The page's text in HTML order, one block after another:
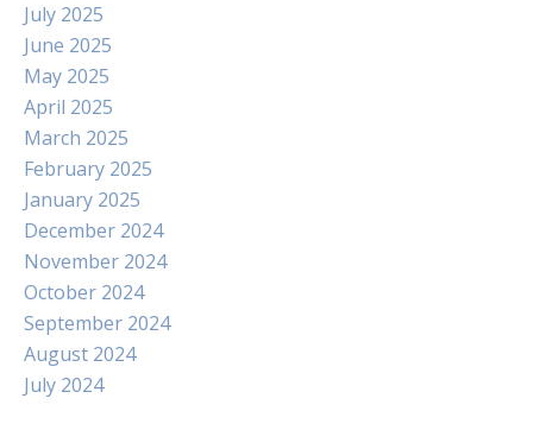
July 2025
June 2025
May 2025
April 2025
March 2025
February 2025
January 2025
December 2024
November 2024
October 2024
September 2024
August 2024
July 2024